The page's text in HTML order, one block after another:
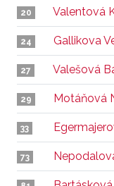
20 Valentová
24 Gallikova
27 Valešová
29 Motáňová
33
73